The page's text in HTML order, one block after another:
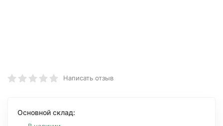
Написать отзыв
Основной склад: